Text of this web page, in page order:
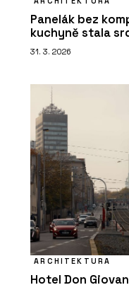
Panelák bez
kuchyně stala
31. 3. 2026
ARCHITEKTURA
Hotel Don